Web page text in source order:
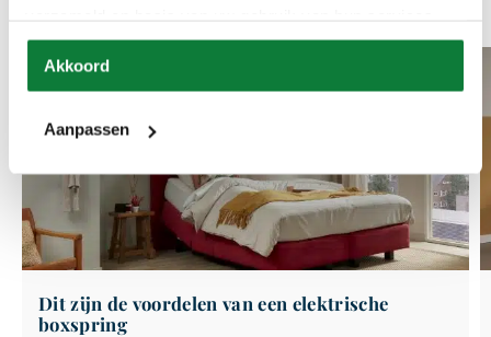
Akkoord
Aanpassen
Dit zijn de voordelen van een elektrische
boxspring